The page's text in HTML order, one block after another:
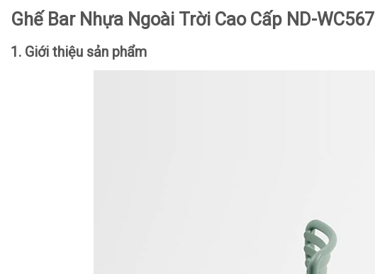
Ghế Bar Nhựa Ngoài Trời Cao Cấp ND-WC567
1. Giới thiệu sản phẩm